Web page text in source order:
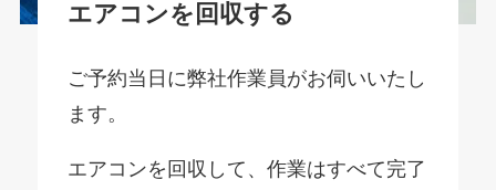
エアコンを回収する
ご予約当日に弊社作業員がお伺いいたし
ます。
エアコンを回収して、作業はすべて完了